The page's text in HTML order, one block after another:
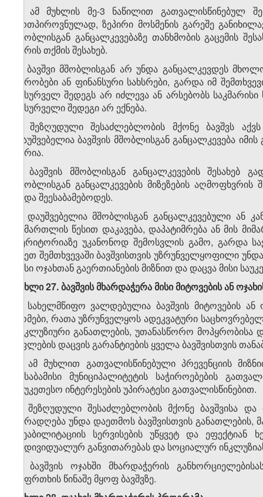
4. ამ მუხლის მე-3 ნაწილით გათვალისწინებულ
ერთპიროვნულად, ზეპირი მოსმენის გარეშე
მშობლისგან განცალკევებაზე თანხმობის გაცემის
უარის თქმის შესახებ.
5. ბავშვი მშობლისგან არ უნდა განცალკევდეს
პირობები ან ფინანსური სახსრები, გარდა იმ
სასურველ შედეგს არ იძლევა ან არსებობს
სასურველი შედეგი არ ექნება.
6. შეზღუდული შესაძლებლობის მქონე ბავშვს
დაუშვებელია ბავშვის მშობლისგან განცალკევება
პირია.
7. ბავშვის მშობლისგან განცალკევების შესახებ
მშობლისგან განცალკევების მიზეზების აღმოფხვრის
უნდა შეესაბამებოდეს.
8. დაუშვებელია მშობლისგან განცალკევებული ან
სამართლის წესით დაკავება, დაპატიმრება ან მის
ტერიტორიაზე უკანონოდ შემოსვლის გამო, გარდა
ასეთ შემთხვევაში ბავშვისთვის უზრუნველყოფილი
მისი ოჯახთან გაერთიანების მიზნით და დაცვა მისი
მუხლი 27. ბავშვის მხარდაჭერა მისი მიტოვების ან
1. სახელმწიფო ვალდებულია ბავშვის მიტოვების ან
ზომები, რათა უზრუნველყოს ადეკვატური
ინკლუზიური განათლების, უთანასწორო მოპყრობისა
უფლების დაცვის გარანტიების ყველა ბავშვისთვის
2. ამ მუხლით გათვალისწინებული პრევენციის
შესაბამისი მუნიციპალიტეტის საჭიროებების
საუკეთესო ინტერესების უპირატესი გათვალისწინებით.
3. შეზღუდული შესაძლებლობის მქონე ბავშვისა
ყურადღება უნდა დაეთმოს ბავშვისთვის
რეაბილიტაციის სერვისების უწყვეტ და
ინდივიდუალურ განვითარებას და სოციალურ
4. ბავშვის ოჯახში მხარდაჭერის
საფრთხის წინაშე მყოფ ბავშვზე.